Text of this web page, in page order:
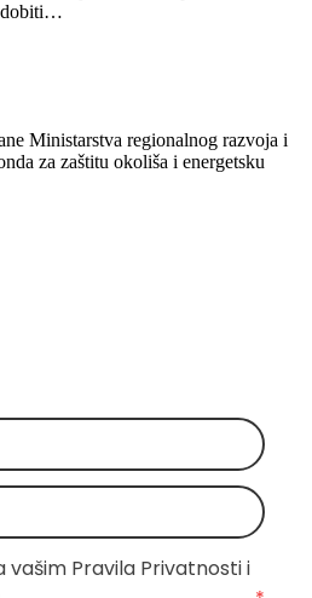
dobiti…
Ministarstva regionalnog razvoja i
za zaštitu okoliša i energetsku
Pravila Privatnosti i